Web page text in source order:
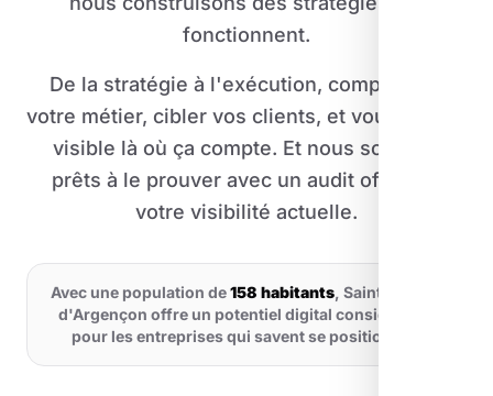
fonctionnent.
De la stratégie à l'exécution, comprendre
votre métier, cibler vos clients, et vous rendre
visible là où ça compte. Et nous sommes
prêts à le prouver avec un audit offert de
votre visibilité actuelle.
Avec une population de158 habitants, Saint-Pierre-
d'Argençon offre un potentiel digital considérable
pour les entreprises qui savent se positionner.